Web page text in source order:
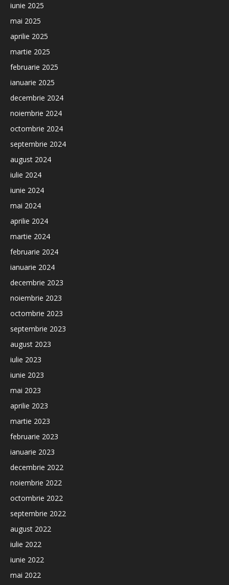
iunie 2025
mai 2025
aprilie 2025
martie 2025
februarie 2025
ianuarie 2025
decembrie 2024
noiembrie 2024
octombrie 2024
septembrie 2024
august 2024
iulie 2024
iunie 2024
mai 2024
aprilie 2024
martie 2024
februarie 2024
ianuarie 2024
decembrie 2023
noiembrie 2023
octombrie 2023
septembrie 2023
august 2023
iulie 2023
iunie 2023
mai 2023
aprilie 2023
martie 2023
februarie 2023
ianuarie 2023
decembrie 2022
noiembrie 2022
octombrie 2022
septembrie 2022
august 2022
iulie 2022
iunie 2022
mai 2022